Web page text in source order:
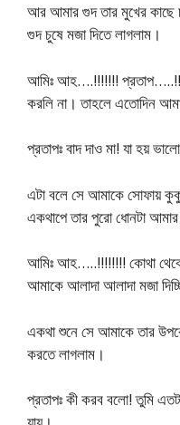
আর আমার গুদ তার মুখের
গুদ চুষে মজা দিতে লাগলাম।
আমিঃ আহ….!!!!!!!
করলি না। তাহলে এতোদিন
প্রতাপঃ বাদ দাও মা! যা হয়
এটা বলে সে আমাকে সোফায়
একথাপে তার পুরো ধোনটা
আমিঃ আহ…..!!!!!!!! কোথা
আমাকে আলাদা আলাদা মজা
একথা শুনে সে আমাকে তার
করতে লাগলাম।
প্রতাপঃ কী করব বলো! তুমি